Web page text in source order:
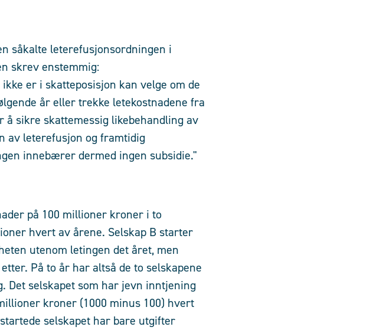
såkalte leterefusjonsordningen i
skrev enstemmig:
er i skatteposisjon kan velge om de
år eller trekke letekostnadene fra
sikre skattemessig likebehandling av
av leterefusjon og framtidig
innebærer dermed ingen subsidie."
på 100 millioner kroner i to
hvert av årene. Selskap B starter
utenom letingen det året, men
På to år har altså de to selskapene
Det selskapet som har jevn inntjening
kroner (1000 minus 100) hvert
selskapet har bare utgifter